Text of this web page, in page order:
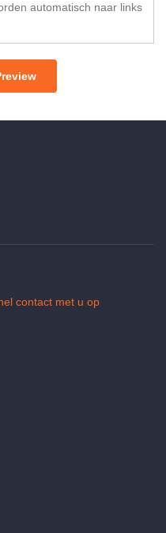
automatisch naar links
contact met u op